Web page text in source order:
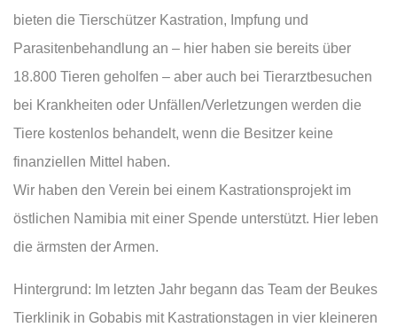
bieten die Tierschützer Kastration, Impfung und
Parasitenbehandlung an – hier haben sie bereits über
18.800 Tieren geholfen – aber auch bei Tierarztbesuchen
bei Krankheiten oder Unfällen/Verletzungen werden die
Tiere kostenlos behandelt, wenn die Besitzer keine
finanziellen Mittel haben.
Wir haben den Verein bei einem Kastrationsprojekt im
östlichen Namibia mit einer Spende unterstützt. Hier leben
die ärmsten der Armen.
Hintergrund: Im letzten Jahr begann das Team der Beukes
Tierklinik in Gobabis mit Kastrationstagen in vier kleineren